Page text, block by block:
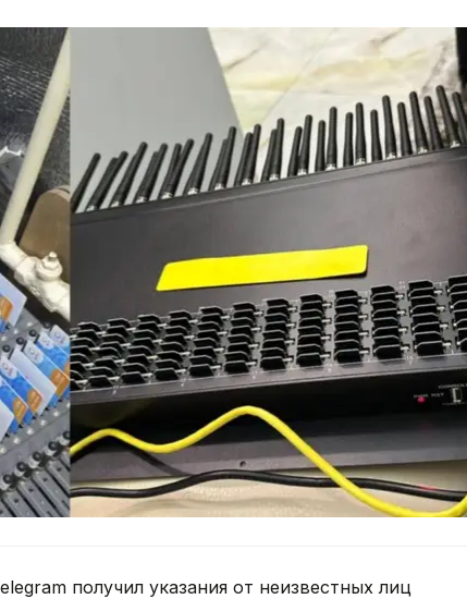
получил указания от неизвестных лиц